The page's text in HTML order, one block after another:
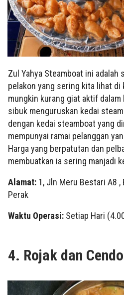
Zul Yahya Steamboat ini adalah
pelakon yang sering kita lihat di
mungkin kurang giat aktif dalam
sibuk menguruskan kedai
dengan kedai steamboat yang
mempunyai ramai pelanggan
Harga yang berpatutan dan
membuatkan ia sering manjadi
Alamat: 1, Jln Meru Bestari A8 ,
Perak
Waktu Operasi: Setiap Hari
4. Rojak dan